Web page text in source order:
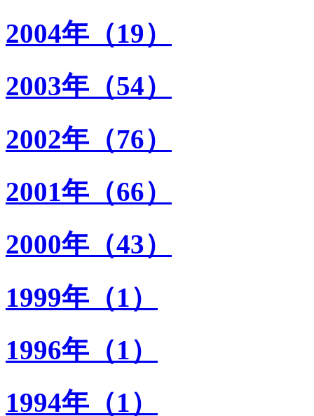
2004年（19）
2003年（54）
2002年（76）
2001年（66）
2000年（43）
1999年（1）
1996年（1）
1994年（1）